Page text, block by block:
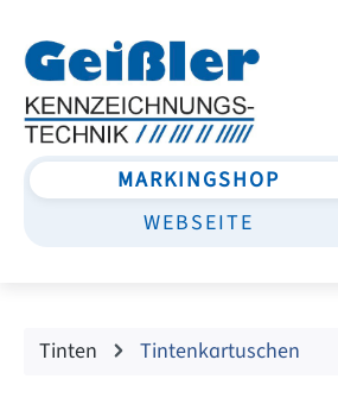
MARKINGSHOP
WEBSEITE
Tinten Tintenkartuschen